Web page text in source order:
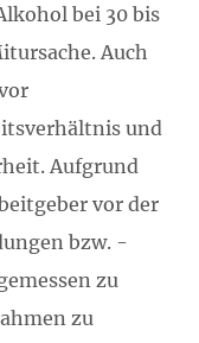
bei 30 bis
Auch
und
Aufgrund
vor der
bzw. -
zu
zu